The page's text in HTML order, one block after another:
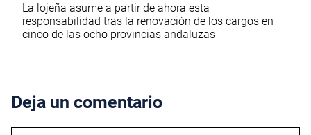
La lojeña asume a partir de ahora esta
responsabilidad tras la renovación de los cargos en
cinco de las ocho provincias andaluzas
Deja un comentario